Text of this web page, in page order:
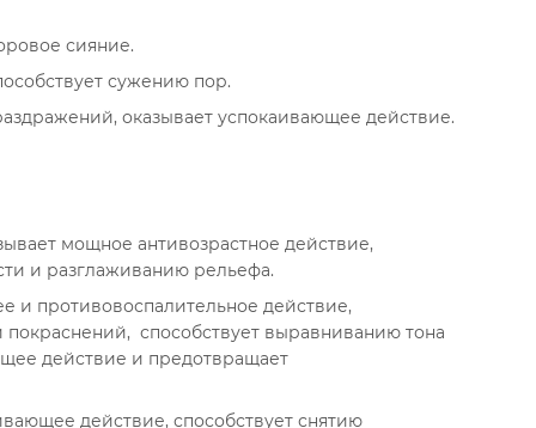
сияние.
сужению пор.
оказывает успокаивающее действие.
мощное антивозрастное действие,
и разглаживанию рельефа.
и противовоспалительное действие,
способствует выравниванию тона
действие и предотвращает
действие, способствует снятию